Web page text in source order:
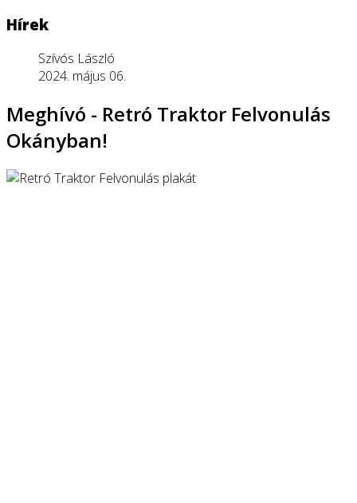
Hírek
Szívós László
2024. május 06.
Meghívó - Retró Traktor Felvonulás
Okányban!